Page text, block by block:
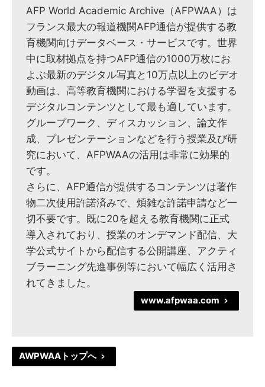
AFP World Academic Archive（AFPWAA）は
フランス最大の報道機関AFP通信が提供する教
育機関向けデータベース・サービスです。世界
中に取材拠点を持つAFP通信の1000万枚にお
よぶ最新のデジタル写真と10万点以上のビデオ
動画は、高等教育機関における学習を支援する
デジタルコンテンツとして最も適しています。
グループワーク、ディスカッション、論文作
成、プレゼンテーションなどを行う授業及び研
究において、AFPWAAの活用は非常に効果的
です。
さらに、AFP通信が提供するコンテンツは著作
物二次使用許諾済みで、煩雑な許諾申請など一
切不要です。既に20を超える教育機関に正式
導入されており、授業のオンデマンド配信、大
学公式サイトから配信する公開講座、アクティ
ブラーニング先進事例等において幅広く活用さ
れてきました。
www.afpwaa.com >
AWPWAAトップへ >